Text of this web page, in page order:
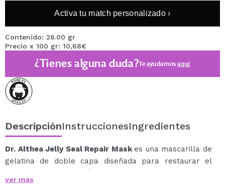
Activa tu match personalizado ›
Contenido: 28.00 gr
Precio x 100 gr: 10,68€
¿Tienes alguna duda?Te ayudamosaquí
DescripciónInstruccionesIngredientes
Dr. Althea Jelly Seal Repair Maskes una mascarilla de
gelatina de doble capa diseñada para restaurar el
equilibrio de hidratación y grasa de la piel, al tiempo
que la nutre en profundidad y refuerza la barrera
ver más